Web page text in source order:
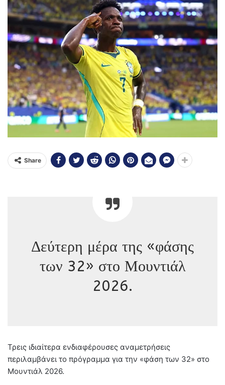
Share
Δεύτερη μέρα της «φάσης
των 32» στο Μουντιάλ
2026.
Τρεις ιδιαίτερα ενδιαφέρουσες αναμετρήσεις
περιλαμβάνει το πρόγραμμα για την «φάση των 32» στο
Μουντιάλ 2026.